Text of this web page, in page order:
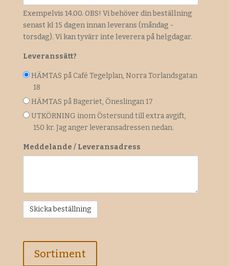
Exempelvis 14.00. OBS! Vi behöver din beställning
senast kl 15 dagen innan leverans (måndag -
torsdag). Vi kan tyvärr inte leverera på helgdagar.
Leveranssätt?
HÄMTAS på Café Tegelplan, Norra Torlandsgatan
18
HÄMTAS på Bageriet, Öneslingan 17
UTKÖRNING inom Östersund till extra avgift,
150 kr. Jag anger leveransadressen nedan.
Meddelande / Leveransadress
Sortiment